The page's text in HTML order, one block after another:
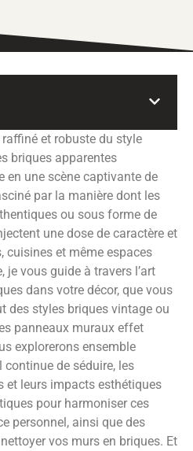
et robuste du style
briques apparentes
en une scène captivante de
par la manière dont les
ou sous forme de
une dose de caractère et
cuisines et même espaces
je vous guide à travers l’art
dans votre décor, que vous
des styles briques vintage ou
panneaux muraux effet
explorerons ensemble
de séduire, les
et leurs impacts esthétiques
pour harmoniser ces
personnel, ainsi que des
vos murs en briques. Et